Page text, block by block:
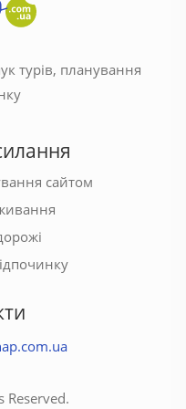
турів, планування
сайтом
Reserved.